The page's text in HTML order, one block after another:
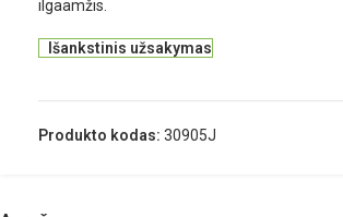
ilgaamžis.
Išankstinis užsakymas
Produkto kodas: 30905J